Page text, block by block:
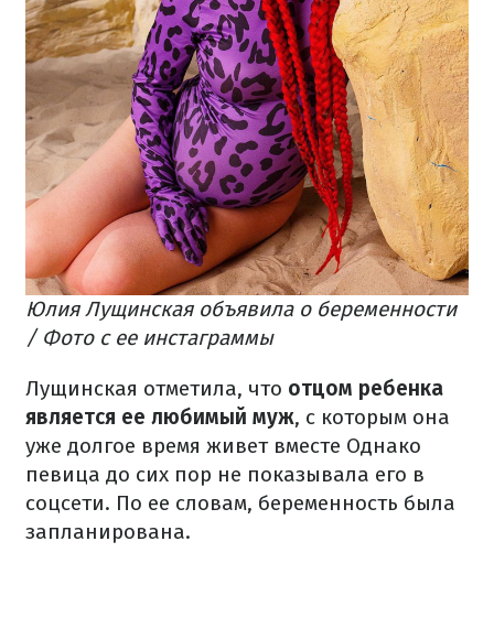
Юлия Лущинская объявила о беременности
/ Фото с ее инстаграммы
Лущинская отметила, что отцом ребенка
является ее любимый муж, с которым она
уже долгое время живет вместе Однако
певица до сих пор не показывала его в
соцсети. По ее словам, беременность была
запланирована.